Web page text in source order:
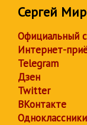
Сергей
Официальный
Интернет-
Telegram
Дзен
Twitter
ВКонтакте
Одноклассники